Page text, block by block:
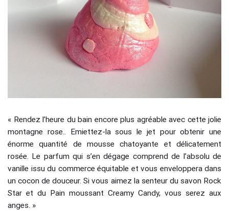
« Rendez l’heure du bain encore plus agréable avec cette jolie
montagne rose.. Emiettez-la sous le jet pour obtenir une
énorme quantité de mousse chatoyante et délicatement
rosée. Le parfum qui s’en dégage comprend de l’absolu de
vanille issu du commerce équitable et vous enveloppera dans
un cocon de douceur. Si vous aimez la senteur du savon Rock
Star et du Pain moussant Creamy Candy, vous serez aux
anges. »